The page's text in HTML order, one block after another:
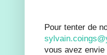
Pour tenter de
vous avez